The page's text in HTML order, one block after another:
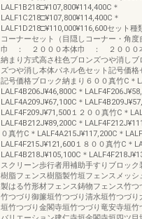
LALF1B218□¥107,800¥114,400C＊
LALF1C218□¥107,800¥114,400C＊
LALF1D218□¥110,000¥116,600セット種
コーナーセット（目隠しコーナー・角
巾 ： ２０００本体巾 ： ２０００
納まり方式高さ柱色ブロンズつや消しブ
ズつや消し本体パネル色セット記号価格
記号価格ブロック納まり６００真竹C＊
LALF4B206J¥46,800C＊
LALF4A209J¥67,100C＊
LALF4F209J¥71,500１２００真竹C＊
LALF4B212J¥89,200C＊
０真竹C＊LALF4A215J¥117,200C＊
LALF4F215J¥121,600１８００真竹C＊
LALF4B218J¥105,100C＊
スクリーン歩行者用補助手すりブロック
樹脂フェンス樹脂製竹垣フェンスメッ
製はる竹形材フェンス鋳物フェンス竹つ
竹つづり御簾垣竹つづり清水垣竹つづり
垣竹つづり金閣寺垣竹つづり竜安寺垣